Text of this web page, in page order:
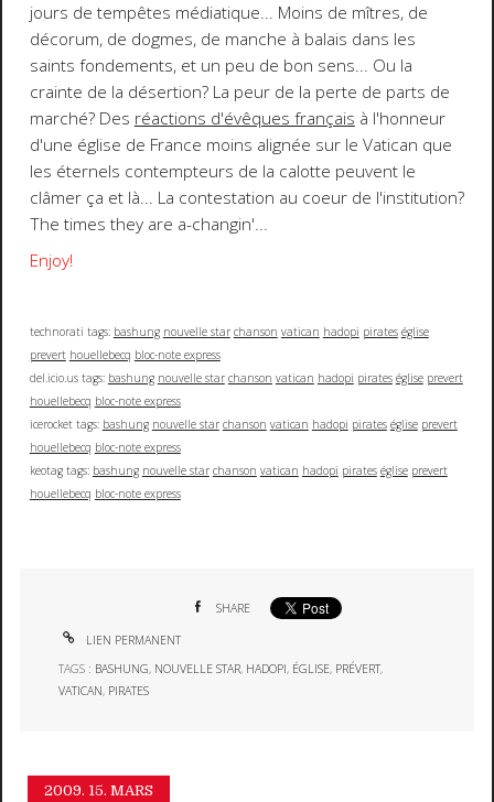
jours de tempêtes médiatique... Moins de mîtres, de
décorum, de dogmes, de manche à balais dans les
saints fondements, et un peu de bon sens... Ou la
crainte de la désertion? La peur de la perte de parts de
marché? Des réactions d'évêques français à l'honneur
d'une église de France moins alignée sur le Vatican que
les éternels contempteurs de la calotte peuvent le
clâmer ça et là... La contestation au coeur de l'institution?
The times they are a-changin'...
Enjoy!
technorati tags: bashung nouvelle star chanson vatican hadopi pirates église
prevert houellebecq bloc-note express
del.icio.us tags: bashung nouvelle star chanson vatican hadopi pirates église prevert
houellebecq bloc-note express
icerocket tags: bashung nouvelle star chanson vatican hadopi pirates église prevert
houellebecq bloc-note express
keotag tags: bashung nouvelle star chanson vatican hadopi pirates église prevert
houellebecq bloc-note express
SHARE
LIEN PERMANENT
TAGS : BASHUNG, NOUVELLE STAR, HADOPI, ÉGLISE, PRÉVERT,
VATICAN, PIRATES
2009. 15. MARS